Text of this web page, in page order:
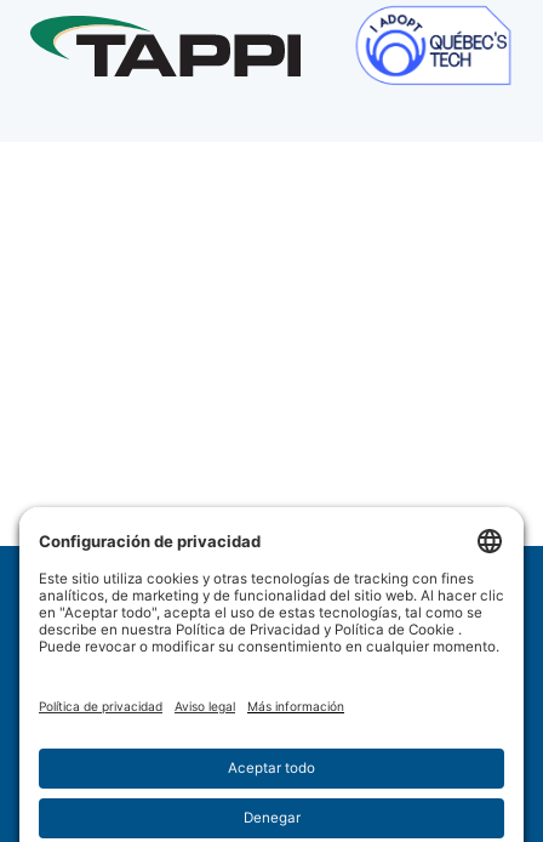
209 Wulftec
Política de privacidad
Descargo de responsabilidad
Condiciones de uso